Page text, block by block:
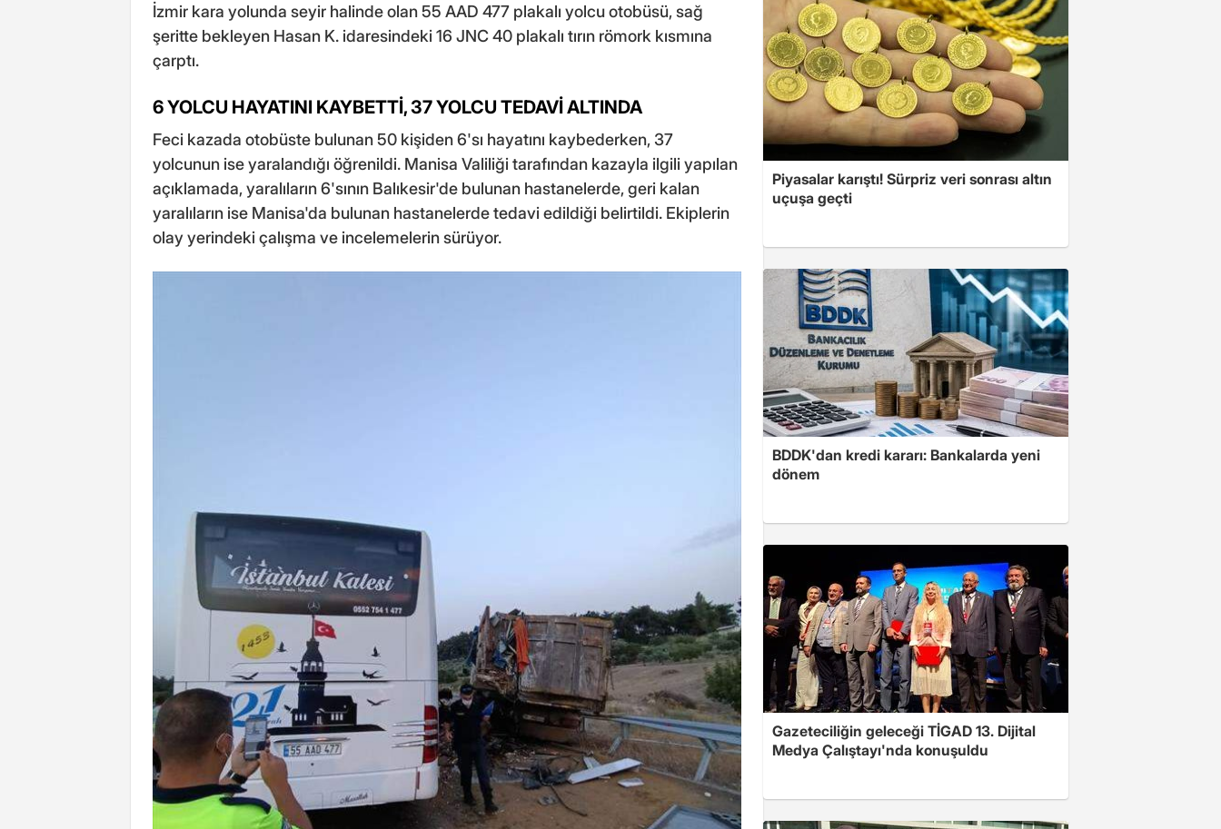
İzmir kara yolunda seyir halinde olan 55 AAD 477 plakalı yolcu otobüsü, sağ
şeritte bekleyen Hasan K. idaresindeki 16 JNC 40 plakalı tırın römork kısmına
çarptı.
6 YOLCU HAYATINI KAYBETTİ, 37 YOLCU TEDAVİ ALTINDA
Feci kazada otobüste bulunan 50 kişiden 6'sı hayatını kaybederken, 37
yolcunun ise yaralandığı öğrenildi. Manisa Valiliği tarafından kazayla ilgili yapılan
açıklamada, yaralıların 6'sının Balıkesir'de bulunan hastanelerde, geri kalan
yaralıların ise Manisa'da bulunan hastanelerde tedavi edildiği belirtildi. Ekiplerin
olay yerindeki çalışma ve incelemelerin sürüyor.
Piyasalar karıştı! Sürpriz veri sonrası altın
uçuşa geçti
BDDK'dan kredi kararı: Bankalarda yeni
dönem
Gazeteciliğin geleceği TİGAD 13. Dijital
Medya Çalıştayı'nda konuşuldu